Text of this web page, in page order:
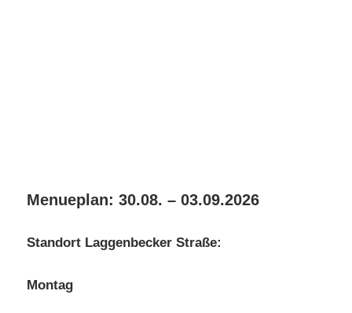
Menueplan: 30.08. – 03.09.2026
Standort Laggenbecker Straße:
Montag